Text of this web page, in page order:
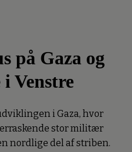
på Gaza og
Venstre
i Gaza, hvor
stor militær
nordlige del af striben.